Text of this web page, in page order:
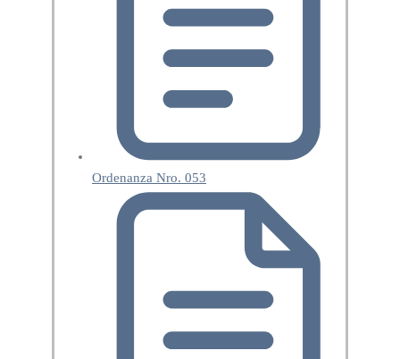
Ordenanza Nro. 053